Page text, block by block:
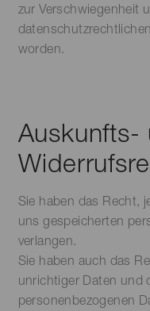
zur Verschwiegenheit
worden.
Auskunfts-
Sie haben das Recht,
uns gespeicherten
verlangen.
Sie haben auch das
unrichtiger Daten und
personenbezogenen